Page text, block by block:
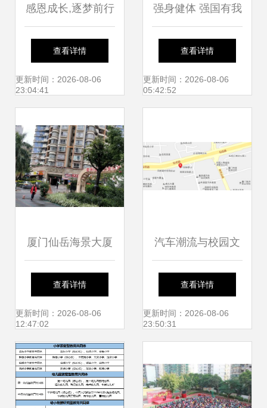
感恩成长,逐梦前行
——记厦门市仙岳
小学2022年成长礼
查看详情
更新时间：2026-08-06
23:04:41
强身健体 强国有我
——记厦门市仙岳
小学第二十一届田
查看详情
更新时间：2026-08-06
05:42:52
厦门仙岳海景大厦
调研 优缺点剖析与
真实评价
查看详情
更新时间：2026-08-06
12:47:02
汽车潮流与校园文
化，会擦出怎样的
火花？
查看详情
更新时间：2026-08-06
23:50:31